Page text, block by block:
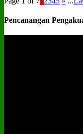
Pencanangan